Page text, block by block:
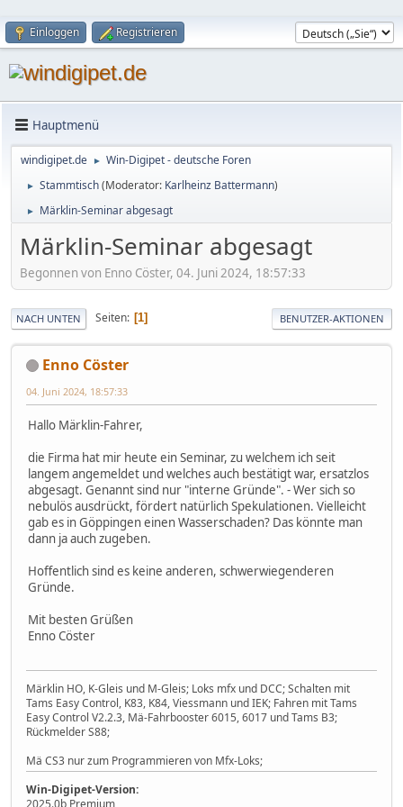
Einloggen Registrieren
Hauptmenü
windigipet.de ► Win-Digipet - deutsche Foren
► Stammtisch(Moderator: Karlheinz Battermann)
► Märklin-Seminar abgesagt
Märklin-Seminar abgesagt
Begonnen von Enno Cöster, 04. Juni 2024, 18:57:33
NACH UNTEN Seiten 1 BENUTZER-AKTIONEN
Enno Cöster
04. Juni 2024, 18:57:33
Hallo Märklin-Fahrer,
die Firma hat mir heute ein Seminar, zu welchem ich seit
langem angemeldet und welches auch bestätigt war, ersatzlos
abgesagt. Genannt sind nur "interne Gründe". - Wer sich so
nebulös ausdrückt, fördert natürlich Spekulationen. Vielleicht
gab es in Göppingen einen Wasserschaden? Das könnte man
dann ja auch zugeben.
Hoffentlich sind es keine anderen, schwerwiegenderen
Gründe.
Mit besten Grüßen
Enno Cöster
Märklin HO, K-Gleis und M-Gleis; Loks mfx und DCC; Schalten mit
Tams Easy Control, K83, K84, Viessmann und IEK; Fahren mit Tams
Easy Control V2.2.3, Mä-Fahrbooster 6015, 6017 und Tams B3;
Rückmelder S88;
Mä CS3 nur zum Programmieren von Mfx-Loks;
Win-Digipet-Version: